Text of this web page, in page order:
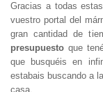
Gracias a todas
vuestro portal del
gran cantidad de
presupuesto que
que busquéis en
estabais buscando a
casa.